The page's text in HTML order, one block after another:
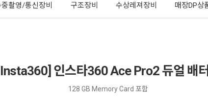
촬영/통신장비 구조장비 수상레져장비 매장DP상
인스타360 Ace Pro2 듀얼 배
128 GB Memory Card 포함